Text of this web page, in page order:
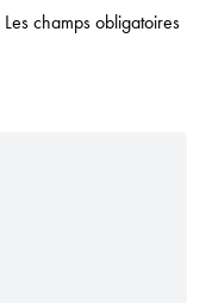
Les champs obligatoires